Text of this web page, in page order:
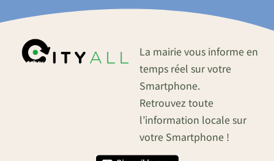
La mairie vous informe en
temps réel sur votre
Smartphone.
Retrouvez toute
l’information locale sur
votre Smartphone !